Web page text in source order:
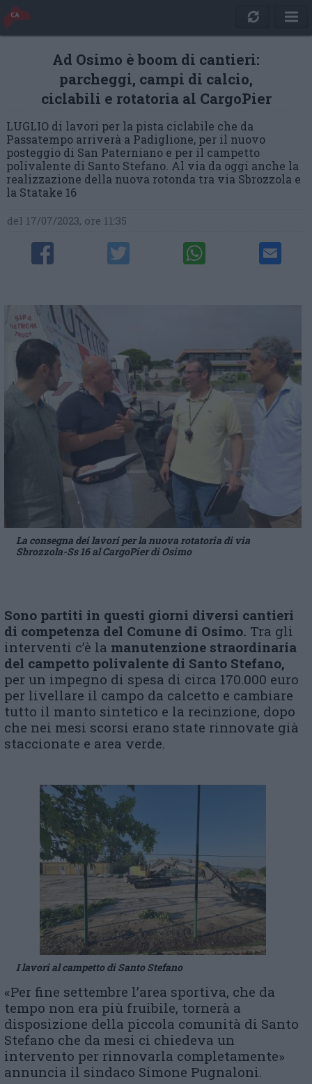
Ad Osimo è boom di cantieri:
parcheggi, campi di calcio,
ciclabili e rotatoria al CargoPier
LUGLIO di lavori per la pista ciclabile che da
Passatempo arriverà a Padiglione, per il nuovo
posteggio di San Paterniano e per il campetto
polivalente di Santo Stefano. Al via da oggi anche la
realizzazione della nuova rotonda tra via Sbrozzola e
la Statake 16
del 17/07/2023, ore 11:35
La consegna dei lavori per la nuova rotatoria di via
Sbrozzola-Ss 16 al CargoPier di Osimo
Sono partiti in questi giorni diversi cantieri
di competenza del Comune di Osimo. Tra gli
interventi c’è la manutenzione straordinaria
del campetto polivalente di Santo Stefano,
per un impegno di spesa di circa 170.000 euro
per livellare il campo da calcetto e cambiare
tutto il manto sintetico e la recinzione, dopo
che nei mesi scorsi erano state rinnovate già
staccionate e area verde.
I lavori al campetto di Santo Stefano
«Per fine settembre l’area sportiva, che da
tempo non era più fruibile, tornerà a
disposizione della piccola comunità di Santo
Stefano che da mesi ci chiedeva un
intervento per rinnovarla completamente»
annuncia il sindaco Simone Pugnaloni.